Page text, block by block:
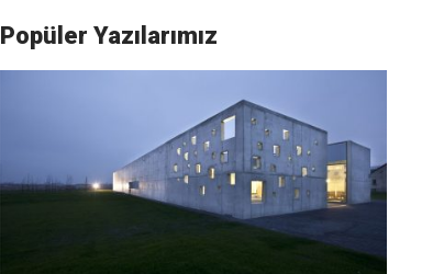
Popüler Yazılarımız